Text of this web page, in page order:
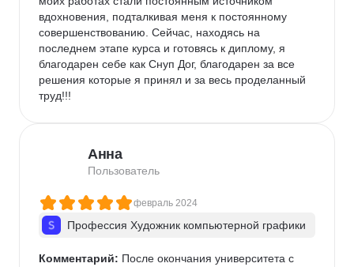
вдохновения, подталкивая меня к постоянному
совершенствованию. Сейчас, находясь на
последнем этапе курса и готовясь к диплому, я
благодарен себе как Снуп Дог, благодарен за все
решения которые я принял и за весь проделанный
труд!!!
Анна
Пользователь
февраль 2024
Профессия Художник компьютерной графики
Комментарий: После окончания университета с